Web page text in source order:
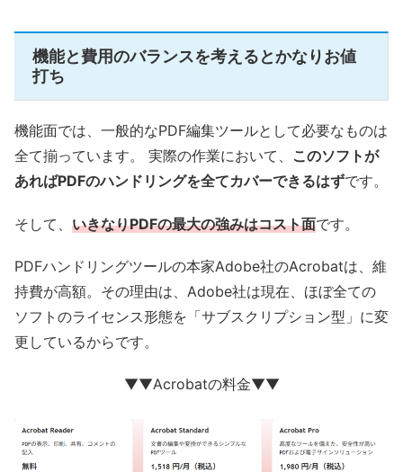
機能と費用のバランスを考えるとかなりお値
打ち
機能面では、一般的なPDF編集ツールとして必要なものは
全て揃っています。 実際の作業において、 このソフトが
あればPDFのハンドリングを全てカバーできるはずです。
そして、 いきなりPDFの最大の強みはコスト面です。
PDFハンドリングツールの本家Adobe社のAcrobatは、維
持費が高額。その理由は、Adobe社は現在、ほぼ全ての
ソフトのライセンス形態を「サブスクリプション型」に変
更しているからです。
▼▼Acrobatの料金▼▼